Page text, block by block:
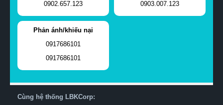
0902.657.123
0903.007.123
Phản ánh/khiếu nại
0917686101
0917686101
Cùng hệ thống LBKCorp: